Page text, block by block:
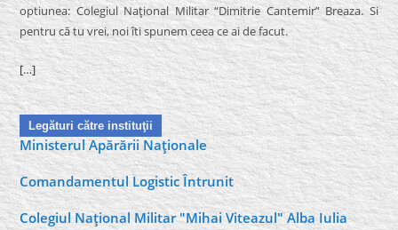
optiunea: Colegiul Naţional Militar “Dimitrie Cantemir” Breaza. Si
pentru că tu vrei, noi îti spunem ceea ce ai de facut.
[…]
Legături către instituţii
Ministerul Apărării Naţionale
Comandamentul Logistic Întrunit
Colegiul Naţional Militar "Mihai Viteazul" Alba Iulia